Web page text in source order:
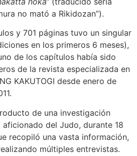
no mató a Rikidozan”).
y 701 páginas tuvo un singular
en los primeros 6 meses),
de los capítulos había sido
de la revista especializada en
KAKUTOGI desde enero de
de una investigación
del Judo, durante 18
recopiló una vasta información,
múltiples entrevistas.